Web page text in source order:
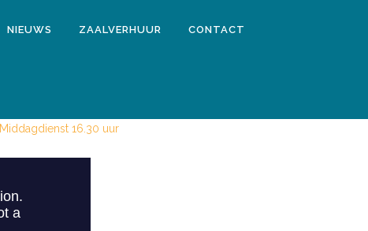
NIEUWS ZAALVERHUUR CONTACT
Middagdienst 16.30 uur